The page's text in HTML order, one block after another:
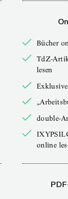
Bücher
TdZ-
lesen
double-
online